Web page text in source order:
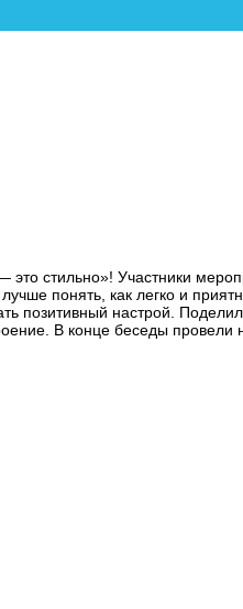
стильно»! Участники
понять, как легко и
позитивный настрой.
В конце беседы